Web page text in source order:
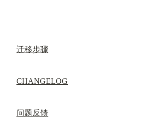
迁移步骤
CHANGELOG
问题反馈